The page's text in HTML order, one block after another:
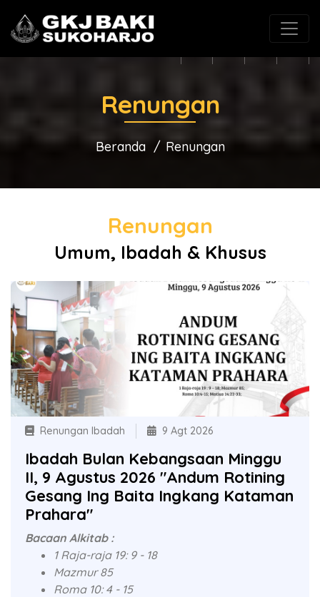
(0271) 625546 gkjbaki@gmail.com
Renungan
Beranda Renungan
Renungan
Umum, Ibadah & Khusus
Renungan Ibadah 9 Agt 2026
Ibadah Bulan Kebangsaan Minggu
II, 9 Agustus 2026 "Andum Rotining
Gesang Ing Baita Ingkang Kataman
Prahara"
Bacaan Alkitab :
1 Raja-raja 19: 9 - 18
Mazmur 85
Roma 10: 4 - 15